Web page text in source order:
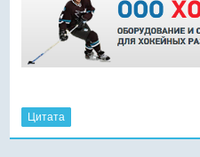
Цитата